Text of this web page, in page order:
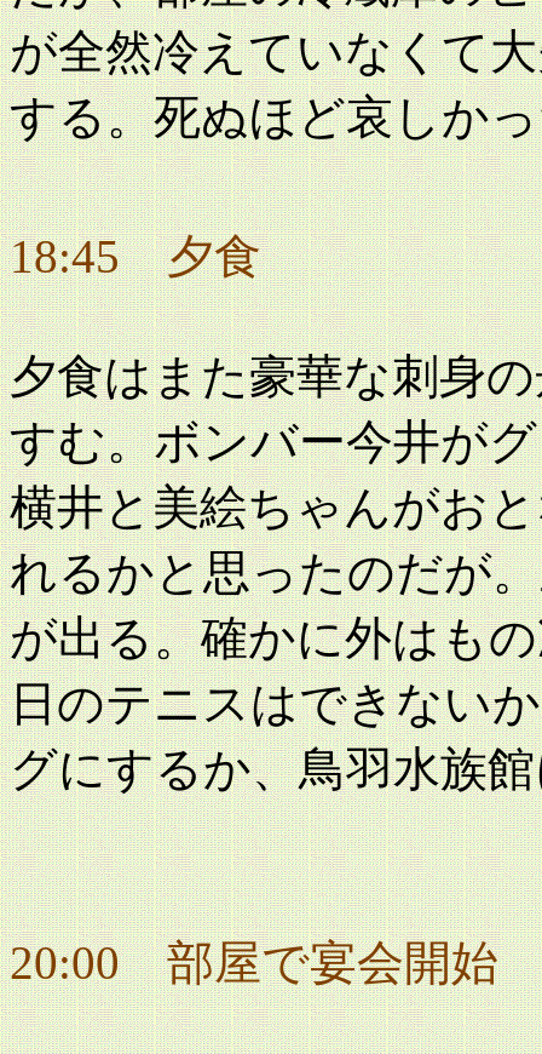
が全然冷えていなくて
する。死ぬほど哀しか
18:45 夕食
夕食はまた豪華な刺身
すむ。ボンバー今井が
横井と美絵ちゃんがお
れるかと思ったのだが
が出る。確かに外はも
日のテニスはできない
グにするか、鳥羽水族
20:00 部屋で宴会開始